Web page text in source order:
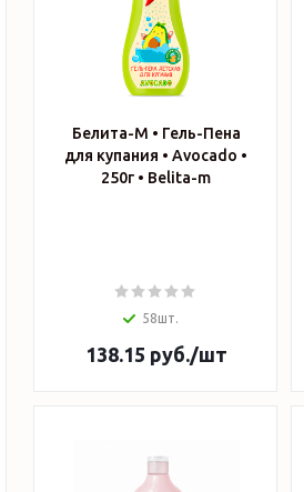
Белита-М • Гель-Пена
для купания • Avocado •
250г • Belita-m
58шт.
138.15 руб./шт